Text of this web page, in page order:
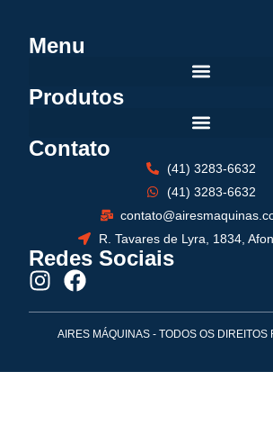
Menu
Produtos
Contato
(41) 3283-6632
(41) 3283-6632
R. Tavares de Lyra, 1834,
Redes Sociais
AIRES MÁQUINAS - TODOS OS DIREITOS